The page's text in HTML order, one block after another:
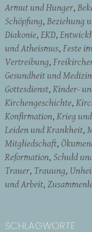
Armut und Hunger
Schöpfung Beziehung
Diakonie EKD
und Atheismus Feste
Vertreibung
Gesundheit und Medizin
Gottesdienst Kinder-
Kirchengeschichte
Konfirmation Krieg
Leiden und Krankheit
Mitgliedschaft
Reformation Schuld
Trauer Trauung
und Arbeit
SCHLAGWORTE